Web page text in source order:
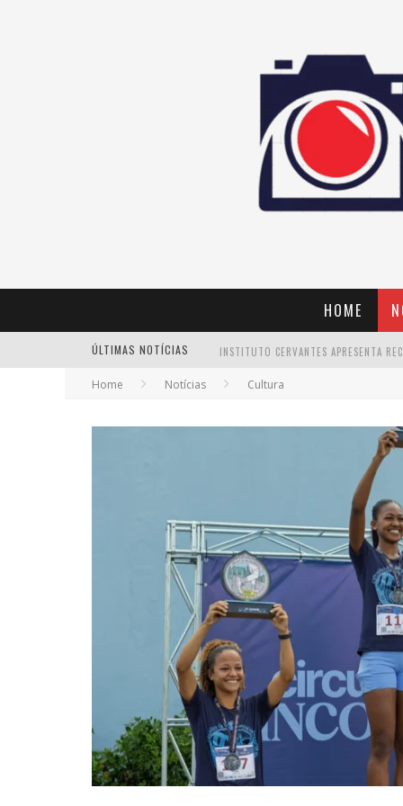
HOME
ÚLTIMAS NOTÍCIAS
Home Notícias Cultura